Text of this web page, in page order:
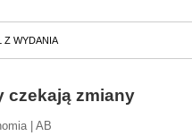
Z WYDANIA
czekają zmiany
| AB